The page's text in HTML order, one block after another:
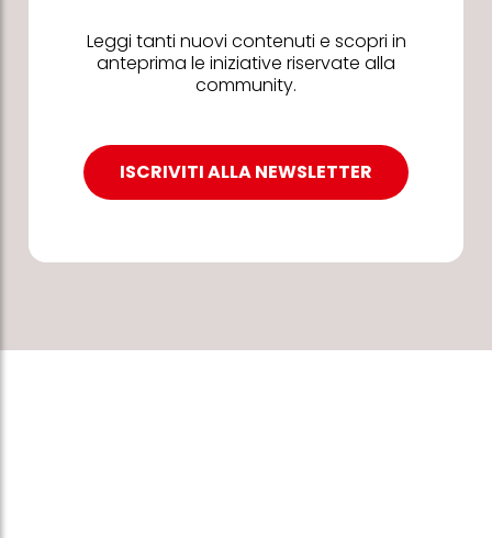
Leggi tanti nuovi contenuti e scopri in
anteprima le iniziative riservate alla
community.
ISCRIVITI ALLA NEWSLETTER